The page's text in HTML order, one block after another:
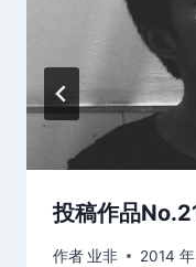
投稿作品
作者 业非 2014